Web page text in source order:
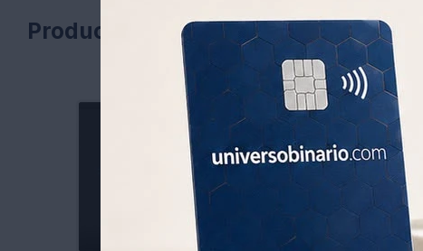
Productos que te pueden interesar